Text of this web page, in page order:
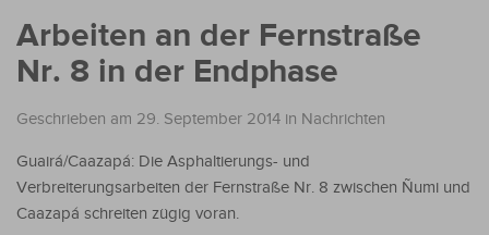
Arbeiten an der Fernstraße
Nr. 8 in der Endphase
Geschrieben am 29. September 2014 in Nachrichten
Guairá/Caazapá: Die Asphaltierungs- und
Verbreiterungsarbeiten der Fernstraße Nr. 8 zwischen Ñumi und
Caazapá schreiten zügig voran.